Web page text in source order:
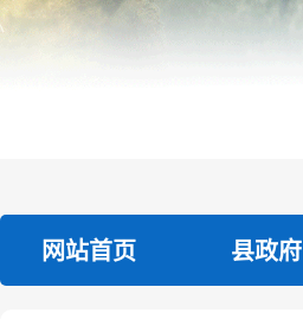
网站首页 县政府